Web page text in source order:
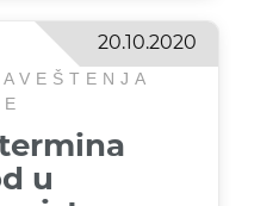
20.10.2020
u